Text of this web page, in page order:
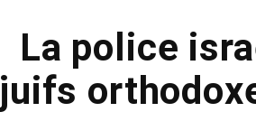
La police
juifs